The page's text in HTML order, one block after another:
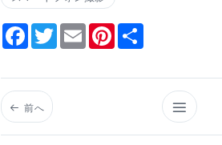
FacebookTwitterEmail Pinterest
前へ